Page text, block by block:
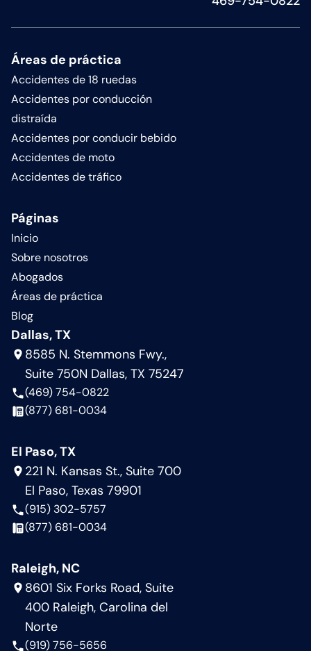
Áreas de práctica
Accidentes de 18 ruedas
Accidentes por conducción
distraída
Accidentes por conducir bebido
Accidentes de moto
Accidentes de tráfico
Páginas
Inicio
Sobre nosotros
Abogados
Áreas de práctica
Blog
Dallas, TX
8585 N. Stemmons Fwy.,
Suite 750N Dallas, TX 75247
(469) 754-0822
(877) 681-0034
El Paso, TX
221 N. Kansas St., Suite 700
El Paso, Texas 79901
(915) 302-5757
(877) 681-0034
Raleigh, NC
8601 Six Forks Road, Suite
400 Raleigh, Carolina del
Norte
(919) 756-5656